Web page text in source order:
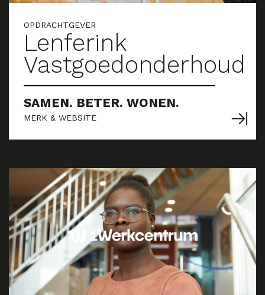
OPDRACHTGEVER
Lenferink
Vastgoedonderhoud
SAMEN. BETER. WONEN.
MERK & WEBSITE